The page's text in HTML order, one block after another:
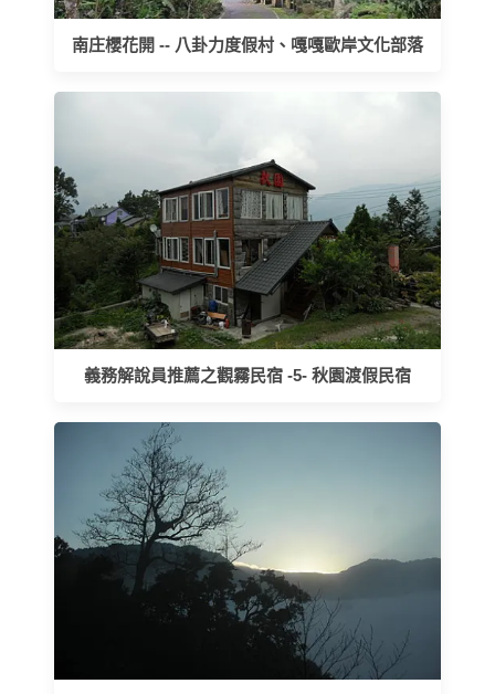
南庄櫻花開 -- 八卦力度假村、嘎嘎歐岸文化部落
義務解說員推薦之觀霧民宿 -5- 秋園渡假民宿